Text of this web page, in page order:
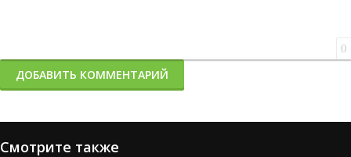
0
ДОБАВИТЬ КОММЕНТАРИЙ
Смотрите также